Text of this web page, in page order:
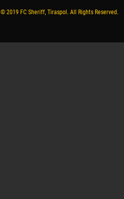
© 2019 FC Sheriff, Tiraspol. All Rights Reserved.